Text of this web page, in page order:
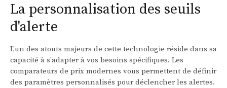
La personnalisation des seuils
d'alerte
L'un des atouts majeurs de cette technologie réside dans sa
capacité à s'adapter à vos besoins spécifiques. Les
comparateurs de prix modernes vous permettent de définir
des paramètres personnalisés pour déclencher les alertes.